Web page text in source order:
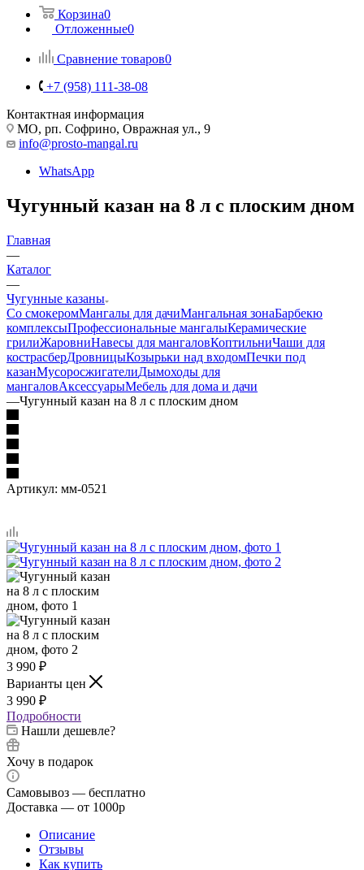
Корзина0
Отложенные0
Сравнение товаров0
+7 (958) 111-38-08
Контактная информация
МО, рп. Софрино, Овражная ул., 9
info@prosto-mangal.ru
WhatsApp
Чугунный казан на 8 л с плоским дном
Главная
—
Каталог
—
Чугунные казаны
Со смокеромМангалы для дачиМангальная зонаБарбекю
комплексыПрофессиональные мангалыКерамические
грилиЖаровниНавесы для мангаловКоптильниЧаши для
кострасберДровницыКозырьки над входомПечки под
казанМусоросжигателиДымоходы для
мангаловАксессуарыМебель для дома и дачи
—Чугунный казан на 8 л с плоским дном
Артикул: мм-0521
3 990 ₽
Варианты цен
3 990 ₽
Подробности
Нашли дешевле?
Хочу в подарок
Самовывоз — бесплатно
Доставка — от 1000р
Описание
Отзывы
Как купить